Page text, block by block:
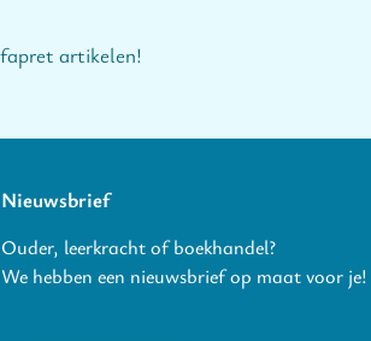
artikelen!
Nieuwsbrief
Ouder, leerkracht of boekhandel?
We hebben een nieuwsbrief op maat voor je!